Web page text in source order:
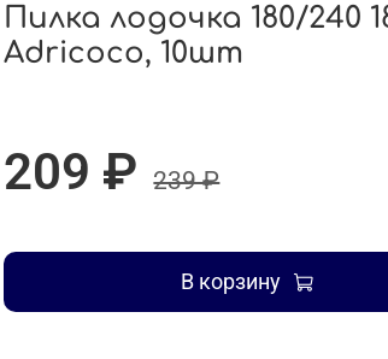
Пилка лодочка 180/240
Adricoco, 10шт
209 ₽ 239 ₽
В корзину